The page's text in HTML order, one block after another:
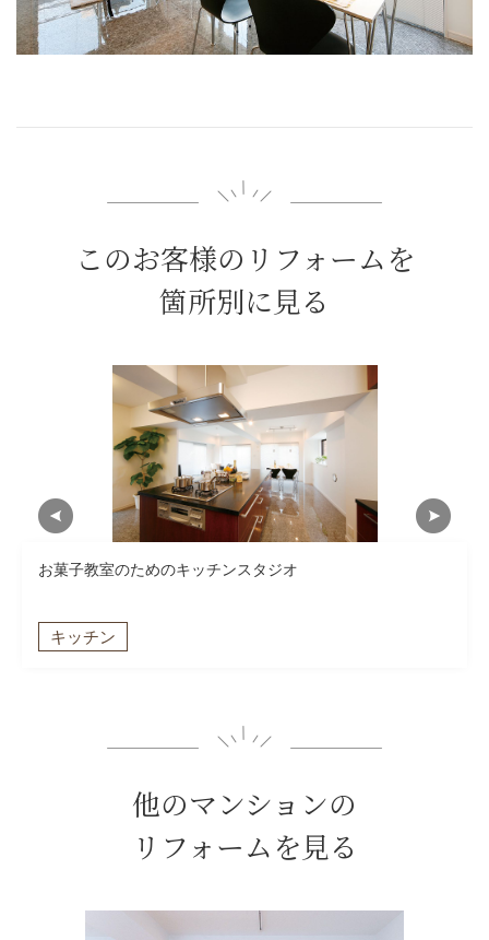
このお客様のリフォームを
箇所別に見る
お菓子教室のためのキッチンスタジオ
キッチン
他のマンションの
リフォームを見る